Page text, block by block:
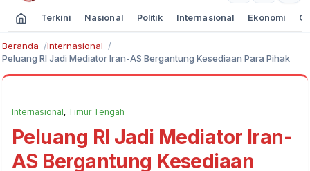
Terkini Nasional Politik Internasional Ekonomi
Beranda
Internasional
Peluang RI Jadi Mediator Iran-AS Bergantung Kesediaan Para Pihak
Internasional, Timur Tengah
Peluang RI Jadi Mediator Iran-
AS Bergantung Kesediaan